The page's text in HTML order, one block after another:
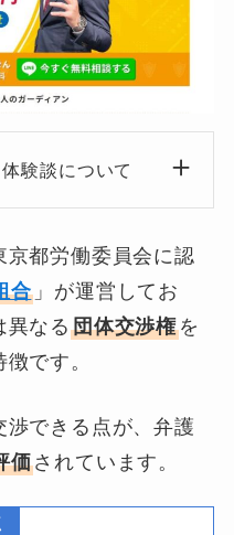
験談について
都労働委員会に認
合 」が運営してお
異なる団体交渉権を
です。
できる点が、弁護
価されています。